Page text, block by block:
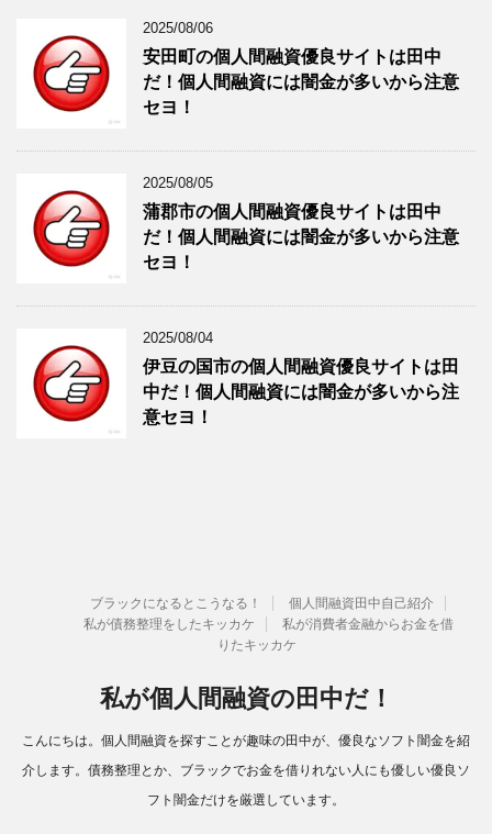
2025/08/06
安田町の個人間融資優良サイトは田中
だ！個人間融資には闇金が多いから注意
セヨ！
2025/08/05
蒲郡市の個人間融資優良サイトは田中
だ！個人間融資には闇金が多いから注意
セヨ！
2025/08/04
伊豆の国市の個人間融資優良サイトは田
中だ！個人間融資には闇金が多いから注
意セヨ！
ブラックになるとこうなる！
個人間融資田中自己紹介
私が債務整理をしたキッカケ
私が消費者金融からお金を借
りたキッカケ
私が個人間融資の田中だ！
こんにちは。個人間融資を探すことが趣味の田中が、優良なソフト闇金を紹
介します。債務整理とか、ブラックでお金を借りれない人にも優しい優良ソ
フト闇金だけを厳選しています。